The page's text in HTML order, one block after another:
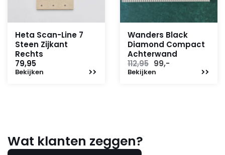
Heta Scan-Line 7
Steen Zijkant
Rechts
79,95
Bekijken
Wanders Black
Diamond Compact
Achterwand
112,95 Oorspronkelijke
prijs
99,-
Bekijken
Wat klanten zeggen?